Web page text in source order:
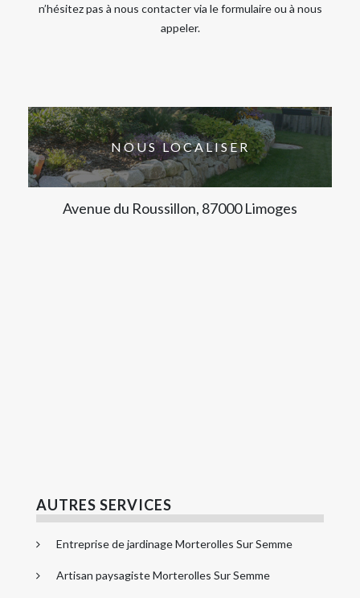
n’hésitez pas à nous contacter via le formulaire ou à nous
appeler.
NOUS LOCALISER
Avenue du Roussillon, 87000 Limoges
AUTRES SERVICES
Entreprise de jardinage Morterolles Sur Semme
Artisan paysagiste Morterolles Sur Semme